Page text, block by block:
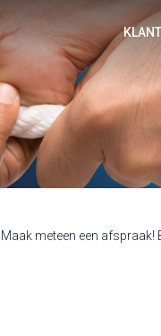
Maak meteen een afspraak!